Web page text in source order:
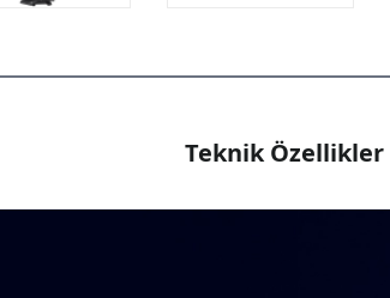
Teknik Özellikler